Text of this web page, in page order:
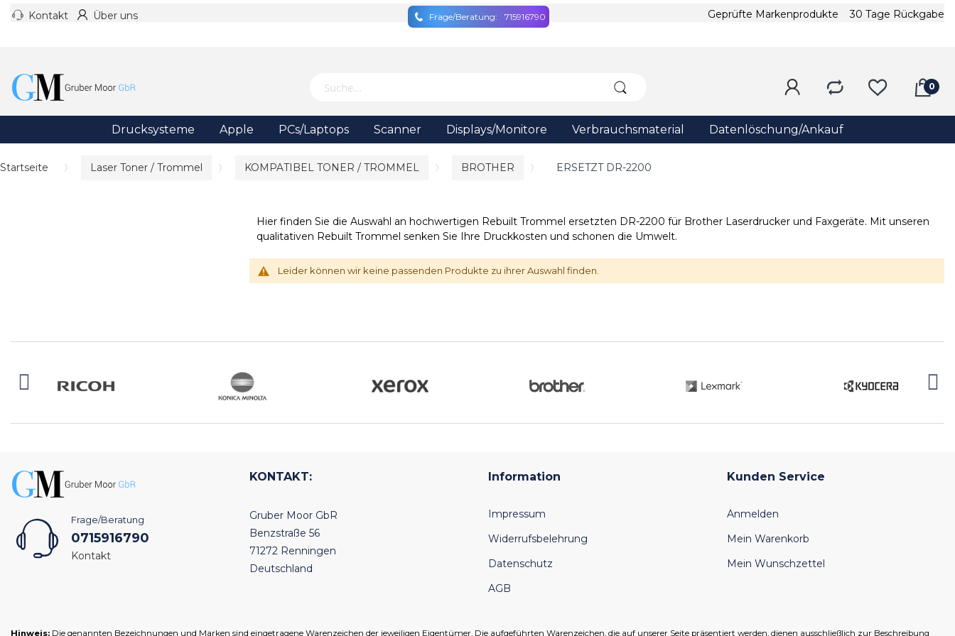
Kontakt Über uns Frage/Beratung: 715916790 Geprüfte Markenprodukte 30 Tage Rückgabe
Drucksysteme Apple PCs/Laptops Scanner Displays/Monitore Verbrauchsmaterial Datenlöschung/Ankauf
Startseite Laser Toner / Trommel KOMPATIBEL TONER / TROMMEL BROTHER ERSETZT DR-2200
Hier finden Sie die Auswahl an hochwertigen Rebuilt Trommel ersetzten DR-2200 für Brother Laserdrucker und Faxgeräte. Mit unseren
qualitativen Rebuilt Trommel senken Sie Ihre Druckkosten und schonen die Umwelt.
Leider können wir keine passenden Produkte zu ihrer Auswahl finden.
Frage/Beratung
0715916790
Kontakt
KONTAKT:
Gruber Moor GbR
Benzstraße 56
71272 Renningen
Deutschland
Information
Impressum
Widerrufsbelehrung
Datenschutz
AGB
Kunden Service
Anmelden
Mein Warenkorb
Mein Wunschzettel
Hinweis: Die genannten Bezeichnungen und Marken sind eingetragene Warenzeichen der jeweiligen Eigentümer. Die aufgeführten Warenzeichen, die auf unserer Seite präsentiert werden, dienen ausschließlich zur Beschreibung